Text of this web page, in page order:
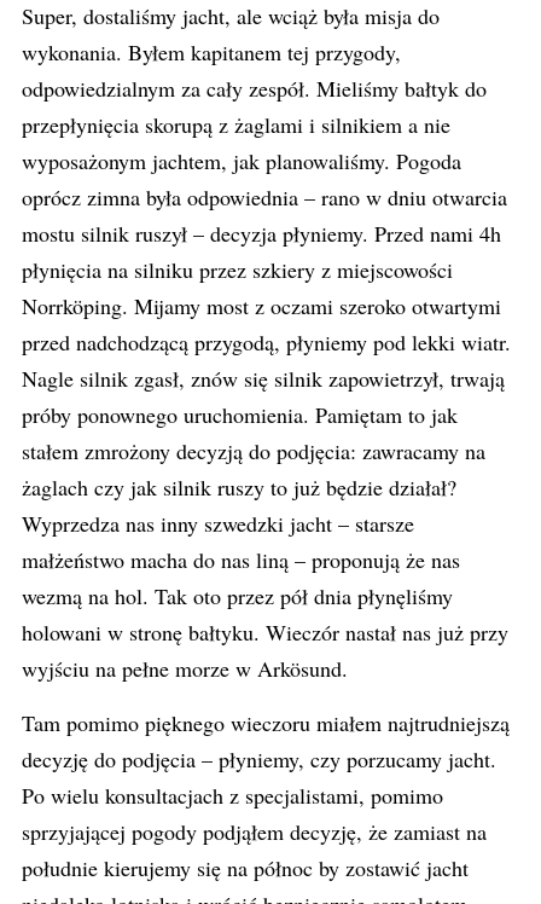
Super, dostaliśmy jacht, ale wciąż była misja do
wykonania. Byłem kapitanem tej przygody,
odpowiedzialnym za cały zespół. Mieliśmy bałtyk do
przepłynięcia skorupą z żaglami i silnikiem a nie
wyposażonym jachtem, jak planowaliśmy. Pogoda
oprócz zimna była odpowiednia – rano w dniu otwarcia
mostu silnik ruszył – decyzja płyniemy. Przed nami 4h
płynięcia na silniku przez szkiery z miejscowości
Norrköping. Mijamy most z oczami szeroko otwartymi
przed nadchodzącą przygodą, płyniemy pod lekki wiatr.
Nagle silnik zgasł, znów się silnik zapowietrzył, trwają
próby ponownego uruchomienia. Pamiętam to jak
stałem zmrożony decyzją do podjęcia: zawracamy na
żaglach czy jak silnik ruszy to już będzie działał?
Wyprzedza nas inny szwedzki jacht – starsze
małżeństwo macha do nas liną – proponują że nas
wezmą na hol. Tak oto przez pół dnia płynęliśmy
holowani w stronę bałtyku. Wieczór nastał nas już przy
wyjściu na pełne morze w Arkösund.
Tam pomimo pięknego wieczoru miałem najtrudniejszą
decyzję do podjęcia – płyniemy, czy porzucamy jacht.
Po wielu konsultacjach z specjalistami, pomimo
sprzyjającej pogody podjąłem decyzję, że zamiast na
południe kierujemy się na północ by zostawić jacht